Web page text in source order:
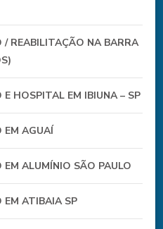
/ REABILITAÇÃO NA BARRA
E HOSPITAL EM IBIUNA – SP
EM AGUAÍ
EM ALUMÍNIO SÃO PAULO
EM ATIBAIA SP